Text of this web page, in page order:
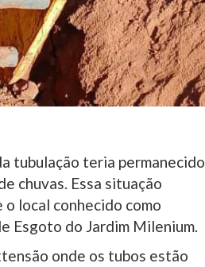
tubulação teria permanecido
chuvas. Essa situação
local conhecido como
Esgoto do Jardim Milenium.
onde os tubos estão